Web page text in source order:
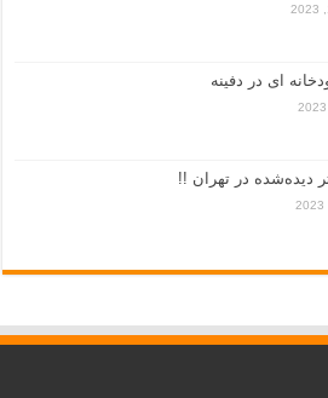
ای در دفینه
دیده‌شده در تهران !!